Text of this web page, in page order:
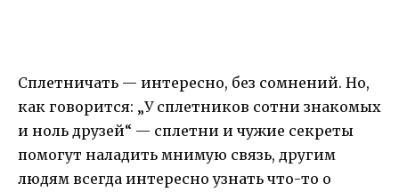
Сплетничать — интересно, без сомнений. Но,
как говорится: „У сплетников сотни знакомых
и ноль друзей“ — сплетни и чужие секреты
помогут наладить мнимую связь, другим
людям всегда интересно узнать что-то о